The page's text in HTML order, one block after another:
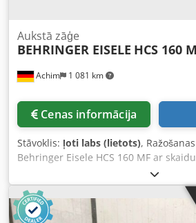
Achim 1 081 km
Aukstā zāģe
BEHRINGER EISELE HCS 160
Cenas informācija
Stāvoklis: ļoti labs (lietots),
Behringer Eisele HCS 160 MF ar
padeves žurnālu, gaisa filtru iekārtu
Iekārta ieradīsies augusta beigās,
Fotogrāfijās redzams oriģinālais
Asrsr